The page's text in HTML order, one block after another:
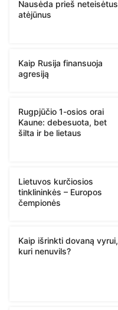
Nausėda prieš neteisėtus
atėjūnus
Kaip Rusija finansuoja
agresiją
Rugpjūčio 1-osios orai
Kaune: debesuota, bet
šilta ir be lietaus
Lietuvos kurčiosios
tinklininkės – Europos
čempionės
Kaip išrinkti dovaną vyrui,
kuri nenuvils?